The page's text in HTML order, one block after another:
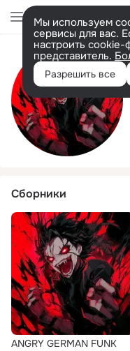
Мы используем
сервисы для вас.
настроить
представитель.
Разрешить все
Сборники
ANGRY GERMAN FUNK